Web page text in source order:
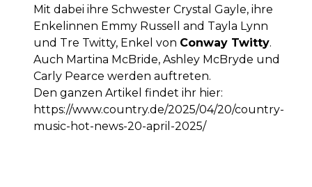
Mit dabei ihre Schwester Crystal Gayle, ihre
Enkelinnen Emmy Russell and Tayla Lynn
und Tre Twitty, Enkel von Conway Twitty.
Auch Martina McBride, Ashley McBryde und
Carly Pearce werden auftreten.
Den ganzen Artikel findet ihr hier:
https://www.country.de/2025/04/20/country-
music-hot-news-20-april-2025/